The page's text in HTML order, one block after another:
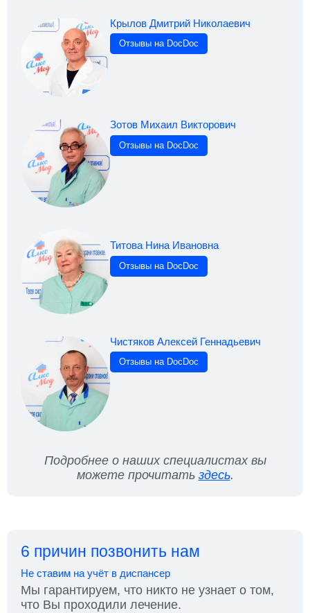
Крылов Дмитрий Николаевич
Отзывы на DocDoc
Зотов Михаил Викторович
Отзывы на DocDoc
Титова Нина Ивановна
Отзывы на DocDoc
Чистяков Алексей Геннадьевич
Отзывы на DocDoc
Подробнее о наших специалистах вы
можете прочитать здесь.
6 причин позвонить нам
Не ставим на учёт в диспансер
Мы гарантируем, что никто не узнает о том,
что Вы проходили лечение.